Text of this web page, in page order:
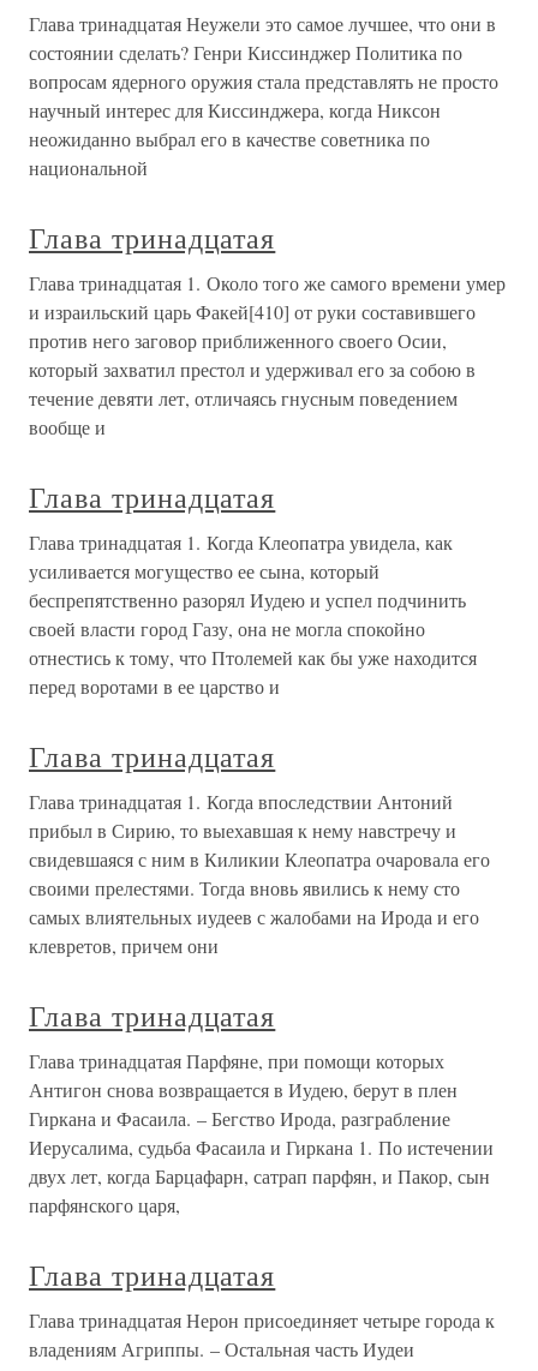
Глава тринадцатая Неужели это самое лучшее, что они в
состоянии сделать? Генри Киссинджер Политика по
вопросам ядерного оружия стала представлять не просто
научный интерес для Киссинджера, когда Никсон
неожиданно выбрал его в качестве советника по
национальной
Глава тринадцатая
Глава тринадцатая 1. Около того же самого времени умер
и израильский царь Факей[410] от руки составившего
против него заговор приближенного своего Осии,
который захватил престол и удерживал его за собою в
течение девяти лет, отличаясь гнусным поведением
вообще и
Глава тринадцатая
Глава тринадцатая 1. Когда Клеопатра увидела, как
усиливается могущество ее сына, который
беспрепятственно разорял Иудею и успел подчинить
своей власти город Газу, она не могла спокойно
отнестись к тому, что Птолемей как бы уже находится
перед воротами в ее царство и
Глава тринадцатая
Глава тринадцатая 1. Когда впоследствии Антоний
прибыл в Сирию, то выехавшая к нему навстречу и
свидевшаяся с ним в Киликии Клеопатра очаровала его
своими прелестями. Тогда вновь явились к нему сто
самых влиятельных иудеев с жалобами на Ирода и его
клевретов, причем они
Глава тринадцатая
Глава тринадцатая Парфяне, при помощи которых
Антигон снова возвращается в Иудею, берут в плен
Гиркана и Фасаила. – Бегство Ирода, разграбление
Иерусалима, судьба Фасаила и Гиркана 1. По истечении
двух лет, когда Барцафарн, сатрап парфян, и Пакор, сын
парфянского царя,
Глава тринадцатая
Глава тринадцатая Нерон присоединяет четыре города к
владениям Агриппы. – Остальная часть Иудеи